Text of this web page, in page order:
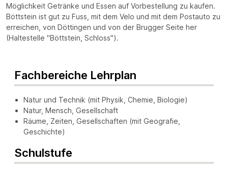
Möglichkeit Getränke und Essen auf Vorbestellung zu kaufen.
Böttstein ist gut zu Fuss, mit dem Velo und mit dem Postauto zu
erreichen, von Döttingen und von der Brugger Seite her
(Haltestelle "Böttstein, Schloss").
Fachbereiche Lehrplan
Natur und Technik (mit Physik, Chemie, Biologie)
Natur, Mensch, Gesellschaft
Räume, Zeiten, Gesellschaften (mit Geografie,
Geschichte)
Schulstufe